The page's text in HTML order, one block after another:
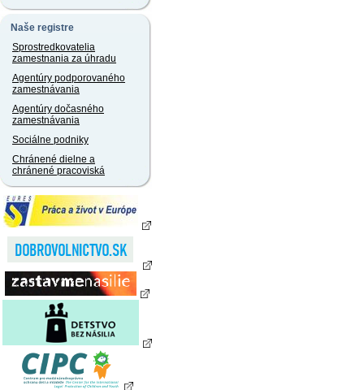
Naše registre
Sprostredkovatelia
zamestnania za úhradu
Agentúry podporovaného
zamestnávania
Agentúry dočasného
zamestnávania
Sociálne podniky
Chránené dielne a
chránené pracoviská